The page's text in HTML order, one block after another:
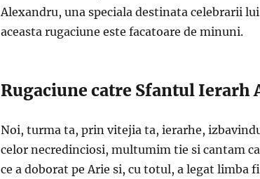
Alexandru, una speciala destinata celebrarii
aceasta rugaciune este facatoare de minuni.
Rugaciune catre Sfantul Ierarh
Noi, turma ta, prin vitejia ta, ierarhe,
celor necredinciosi, multumim tie si cantam
ce a doborat pe Arie si, cu totul, a legat limba